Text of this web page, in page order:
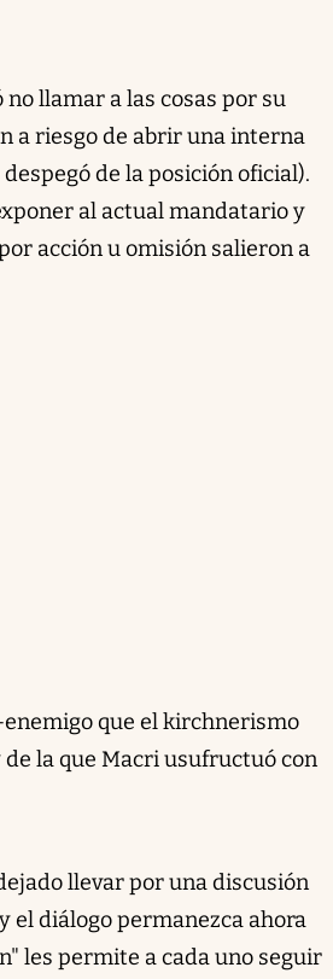
llamar a las cosas por su
a riesgo de abrir una interna
de la posición oficial).
al actual mandatario y
acción u omisión salieron a
que el kirchnerismo
la que Macri usufructuó con
llevar por una discusión
el diálogo permanezca ahora
les permite a cada uno seguir